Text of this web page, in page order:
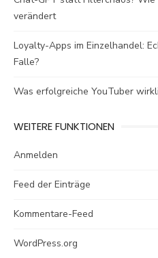
verändert
Loyalty-Apps im Einzelhandel:
Falle?
Was erfolgreiche YouTuber
WEITERE FUNKTIONEN
Anmelden
Feed der Einträge
Kommentare-Feed
WordPress.org